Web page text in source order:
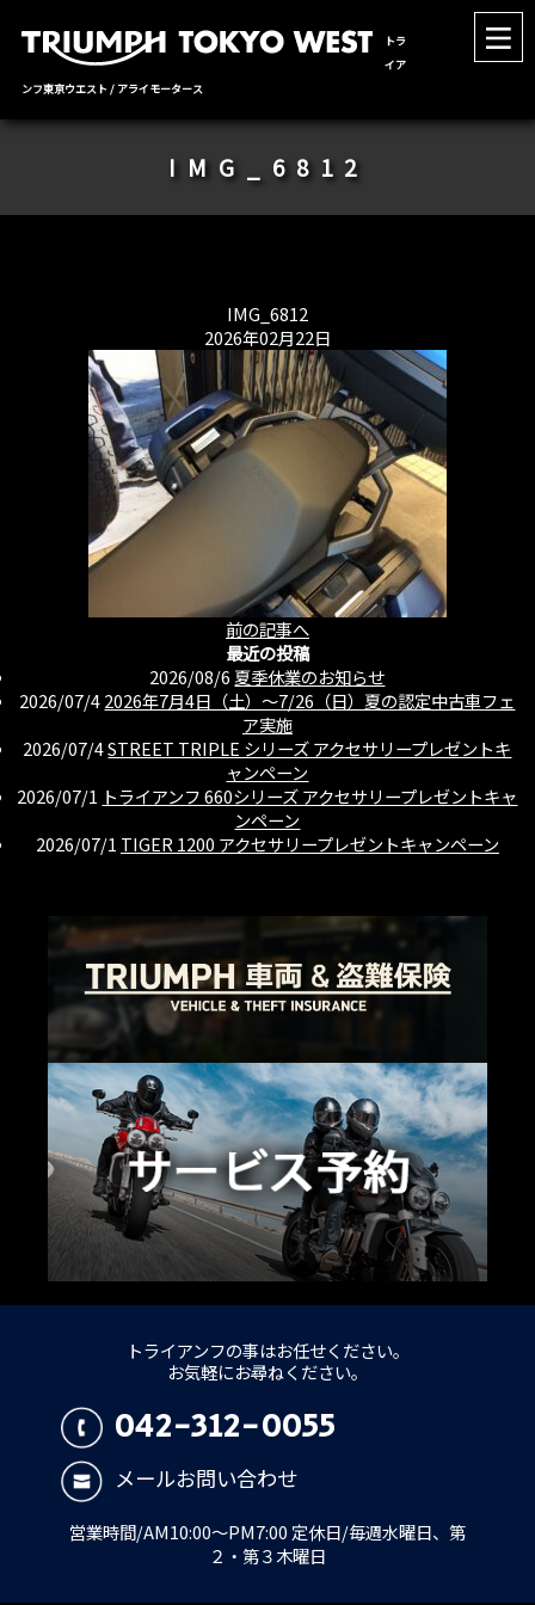
トラ
イア
ンフ東京ウエスト / アライモータース
IMG_6812
IMG_6812
2026年02月22日
前の記事へ
最近の投稿
2026/08/6 夏季休業のお知らせ
2026/07/42026年7月4日（土）〜7/26（日）夏の認定中古車フェ
ア実施
2026/07/4STREET TRIPLE シリーズ アクセサリープレゼントキ
ャンペーン
2026/07/1 トライアンフ 660シリーズ アクセサリープレゼントキャ
ンペーン
2026/07/1 TIGER 1200 アクセサリープレゼントキャンペーン
トライアンフの事はお任せください。
お気軽にお尋ねください。
042-312-0055
メールお問い合わせ
営業時間/AM10:00～PM7:00 定休日/毎週水曜日、第
２・第３木曜日